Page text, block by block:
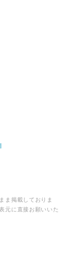
ま掲載しておりま
元に直接お願いいた